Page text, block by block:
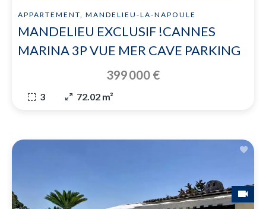
APPARTEMENT, MANDELIEU-LA-NAPOULE
MANDELIEU EXCLUSIF !CANNES
MARINA 3P VUE MER CAVE PARKING
399 000 €
3 72.02 m²